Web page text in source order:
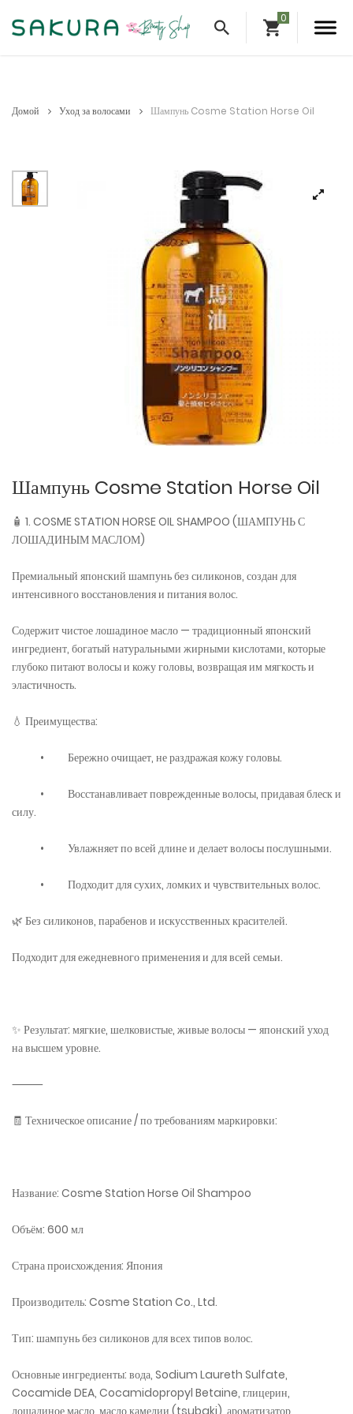
Домой Уход за волосами Шампунь Cosme Station Horse Oil
Шампунь Cosme Station Horse Oil
🧴 1. COSME STATION HORSE OIL SHAMPOO (ШАМПУНЬ С
ЛОШАДИНЫМ МАСЛОМ)
Премиальный японский шампунь без силиконов, создан для
интенсивного восстановления и питания волос.
Содержит чистое лошадиное масло — традиционный японский
ингредиент, богатый натуральными жирными кислотами, которые
глубоко питают волосы и кожу головы, возвращая им мягкость и
эластичность.
💧 Преимущества:
• Бережно очищает, не раздражая кожу головы.
• Восстанавливает поврежденные волосы, придавая блеск и
силу.
• Увлажняет по всей длине и делает волосы послушными.
• Подходит для сухих, ломких и чувствительных волос.
🌿 Без силиконов, парабенов и искусственных красителей.
Подходит для ежедневного применения и для всей семьи.
✨ Результат: мягкие, шелковистые, живые волосы — японский уход
на высшем уровне.
⸻
🧾 Техническое описание / по требованиям маркировки:
Название: Cosme Station Horse Oil Shampoo
Объём: 600 мл
Страна происхождения: Япония
Производитель: Cosme Station Co., Ltd.
Тип: шампунь без силиконов для всех типов волос.
Основные ингредиенты: вода, Sodium Laureth Sulfate,
Cocamide DEA, Cocamidopropyl Betaine, глицерин,
лошадиное масло, масло камелии (tsubaki), ароматизатор,